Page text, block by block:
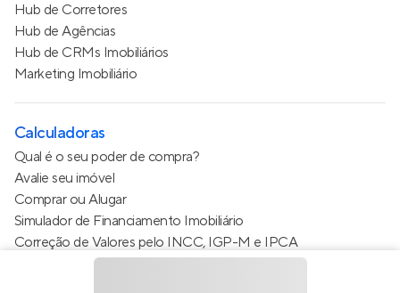
Hub de Corretores
Hub de Agências
Hub de CRMs Imobiliários
Marketing Imobiliário
Calculadoras
Qual é o seu poder de compra?
Avalie seu imóvel
Comprar ou Alugar
Simulador de Financiamento Imobiliário
Correção de Valores pelo INCC, IGP-M e IPCA
Estimativa de valor do condomínio